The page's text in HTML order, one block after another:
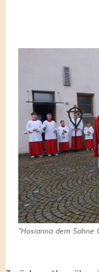
"Hosianna dem Sohne